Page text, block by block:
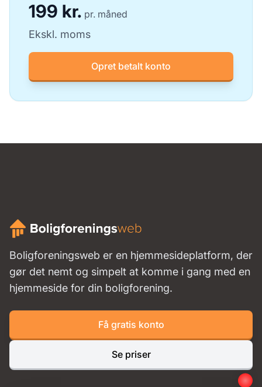
199 kr. pr. måned
Ekskl. moms
Opret betalt konto
Boligforeningsweb er en hjemmesideplatform, der
gør det nemt og simpelt at komme i gang med en
hjemmeside for din boligforening.
Få gratis konto
Se priser